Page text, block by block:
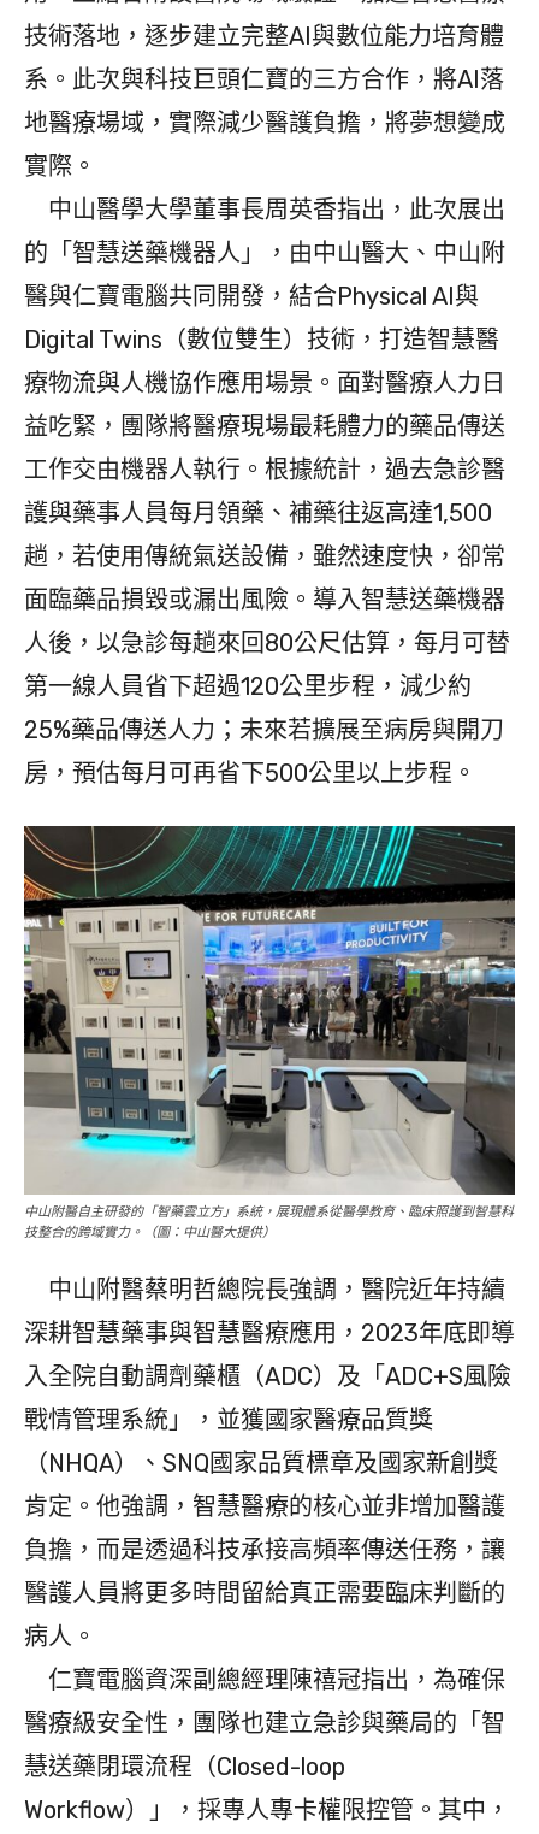
技術落地，逐步建立完整AI與數位能力培育體
系。此次與科技巨頭仁寶的三方合作，將AI落
地醫療場域，實際減少醫護負擔，將夢想變成
實際。
中山醫學大學董事長周英香指出，此次展出
的「智慧送藥機器人」，由中山醫大、中山附
醫與仁寶電腦共同開發，結合Physical AI與
Digital Twins（數位雙生）技術，打造智慧醫
療物流與人機協作應用場景。面對醫療人力日
益吃緊，團隊將醫療現場最耗體力的藥品傳送
工作交由機器人執行。根據統計，過去急診醫
護與藥事人員每月領藥、補藥往返高達1,500
趟，若使用傳統氣送設備，雖然速度快，卻常
面臨藥品損毀或漏出風險。導入智慧送藥機器
人後，以急診每趟來回80公尺估算，每月可替
第一線人員省下超過120公里步程，減少約
25%藥品傳送人力；未來若擴展至病房與開刀
房，預估每月可再省下500公里以上步程。
中山附醫自主研發的「智藥雲立方」系統，展現體系從醫學教育、臨床照護到智慧科
技整合的跨域實力。（圖：中山醫大提供）
中山附醫蔡明哲總院長強調，醫院近年持續
深耕智慧藥事與智慧醫療應用，2023年底即導
入全院自動調劑藥櫃（ADC）及「ADC+S風險
戰情管理系統」，並獲國家醫療品質獎
（NHQA）、SNQ國家品質標章及國家新創獎
肯定。他強調，智慧醫療的核心並非增加醫護
負擔，而是透過科技承接高頻率傳送任務，讓
醫護人員將更多時間留給真正需要臨床判斷的
病人。
仁寶電腦資深副總經理陳禧冠指出，為確保
醫療級安全性，團隊也建立急診與藥局的「智
慧送藥閉環流程（Closed-loop
Workflow）」，採專人專卡權限控管。其中，